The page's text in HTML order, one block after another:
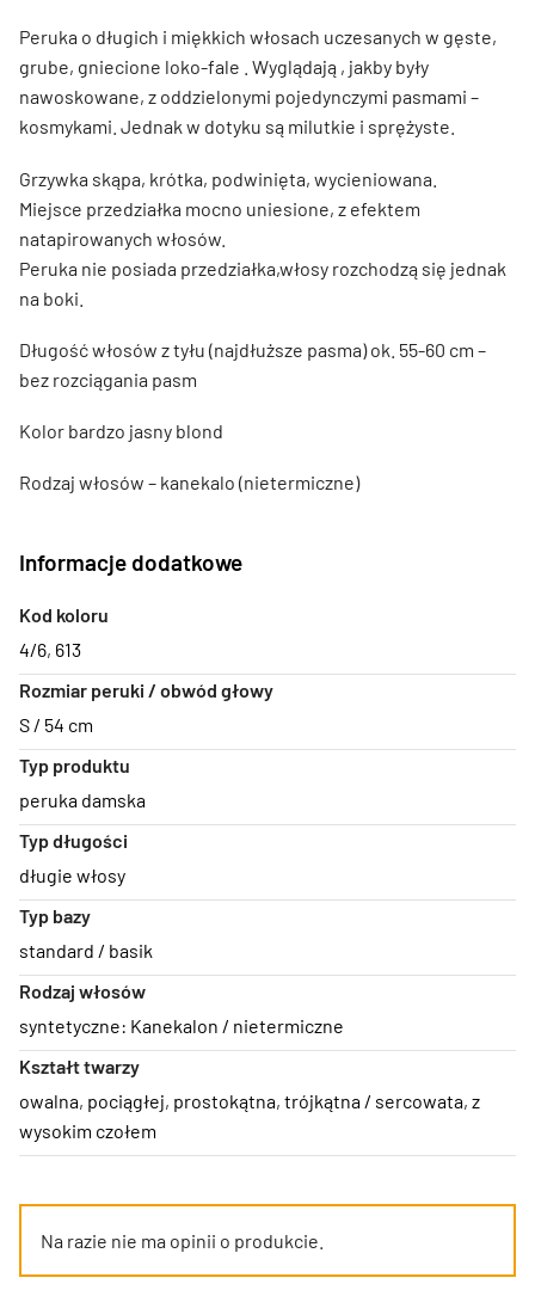
Peruka o długich i miękkich włosach uczesanych w gęste,
grube, gniecione loko-fale . Wyglądają , jakby były
nawoskowane, z oddzielonymi pojedynczymi pasmami –
kosmykami. Jednak w dotyku są milutkie i sprężyste.
Grzywka skąpa, krótka, podwinięta, wycieniowana.
Miejsce przedziałka mocno uniesione, z efektem
natapirowanych włosów.
Peruka nie posiada przedziałka,włosy rozchodzą się jednak
na boki.
Długość włosów z tyłu (najdłuższe pasma) ok. 55-60 cm –
bez rozciągania pasm
Kolor bardzo jasny blond
Rodzaj włosów – kanekalo (nietermiczne)
Informacje dodatkowe
Kod koloru
4/6, 613
Rozmiar peruki / obwód głowy
S / 54 cm
Typ produktu
peruka damska
Typ długości
długie włosy
Typ bazy
standard / basik
Rodzaj włosów
syntetyczne: Kanekalon / nietermiczne
Kształt twarzy
owalna, pociągłej, prostokątna, trójkątna / sercowata, z
wysokim czołem
Na razie nie ma opinii o produkcie.